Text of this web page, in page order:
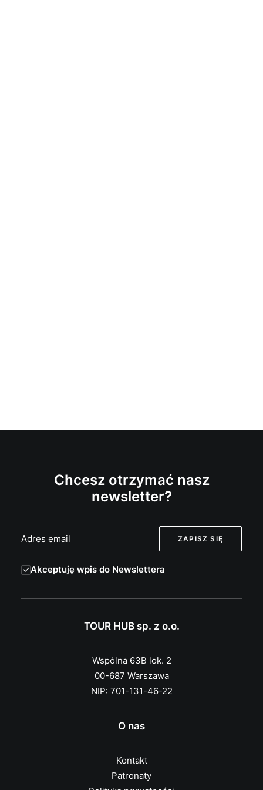
Chcesz otrzymać nasz
newsletter?
Akceptuję wpis do Newslettera
TOUR HUB sp. z o.o.
Wspólna 63B lok. 2
00-687 Warszawa
NIP: 701-131-46-22
O nas
Kontakt
Patronaty